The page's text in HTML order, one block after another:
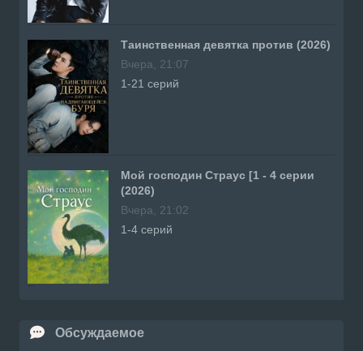
Таинственная девятка против (2026)
Вчера, 21:07
1-21 серий
Мой господин Страус [1 - 4 серии
(2026)
Вчера, 21:02
1-4 серий
Обсуждаемое